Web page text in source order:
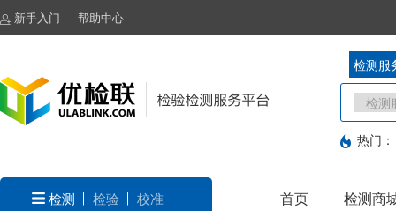
新手入门 帮助中心
检测服
热门：
检测 检验 校准 首页 检测商